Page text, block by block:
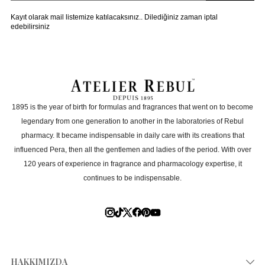
KULLANIM
Kayıt olarak mail listemize katılacaksınız.. Dilediğiniz zaman iptal
edebilirsiniz
1895 is the year of birth for formulas and fragrances that went on to become
legendary from one generation to another in the laboratories of Rebul
pharmacy. It became indispensable in daily care with its creations that
influenced Pera, then all the gentlemen and ladies of the period. With over
120 years of experience in fragrance and pharmacology expertise, it
continues to be indispensable.
HAKKIMIZDA